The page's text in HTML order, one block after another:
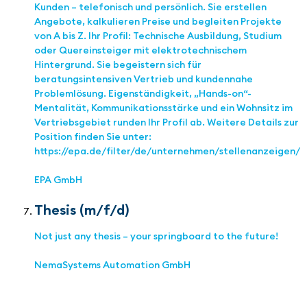
Kunden – telefonisch und persönlich. Sie erstellen
Angebote, kalkulieren Preise und begleiten Projekte
von A bis Z. Ihr Profil: Technische Ausbildung, Studium
oder Quereinsteiger mit elektrotechnischem
Hintergrund. Sie begeistern sich für
beratungsintensiven Vertrieb und kundennahe
Problemlösung. Eigenständigkeit, „Hands-on“-
Mentalität, Kommunikationsstärke und ein Wohnsitz im
Vertriebsgebiet runden Ihr Profil ab. Weitere Details zur
Position finden Sie unter:
https://epa.de/filter/de/unternehmen/stellenanzeigen/
EPA GmbH
Thesis (m/f/d)
Not just any thesis – your springboard to the future!
NemaSystems Automation GmbH